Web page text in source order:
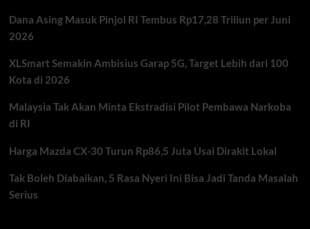
Dana Asing Masuk Pinjol RI Tembus Rp17,28 Triliun per Juni
2026
XLSmart Semakin Ambisius Garap 5G, Target Lebih dari 100
Kota di 2026
Malaysia Tak Akan Minta Ekstradisi Pilot Pembawa Narkoba
di RI
Harga Mazda CX-30 Turun Rp86,5 Juta Usai Dirakit Lokal
Tak Boleh Diabaikan, 5 Rasa Nyeri Ini Bisa Jadi Tanda Masalah
Serius